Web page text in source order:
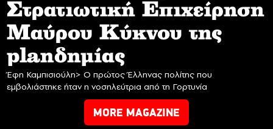
Στρατιωτική Επιχείρηση
Mαύρου Κύκνου της
planδημίας
Έφη Καμπισιούλη> Ο πρώτος Έλληνας πολίτης που
εμβολιάστηκε ήταν η νοσηλεύτρια από τη Γορτυνία
MORE MAGAZINE